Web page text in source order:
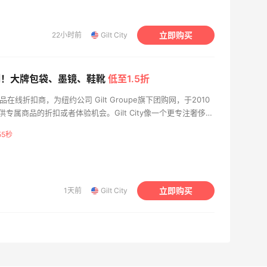
22小时前 Gilt City 立即购买
大牌包袋、墨镜、鞋靴 低至1.5折
在线折扣商，为纽约公司 Gilt Groupe旗下团购网，于2010
专属商品的折扣或者体验机会。Gilt City像一个更专注奢侈品
秒
1天前 Gilt City 立即购买